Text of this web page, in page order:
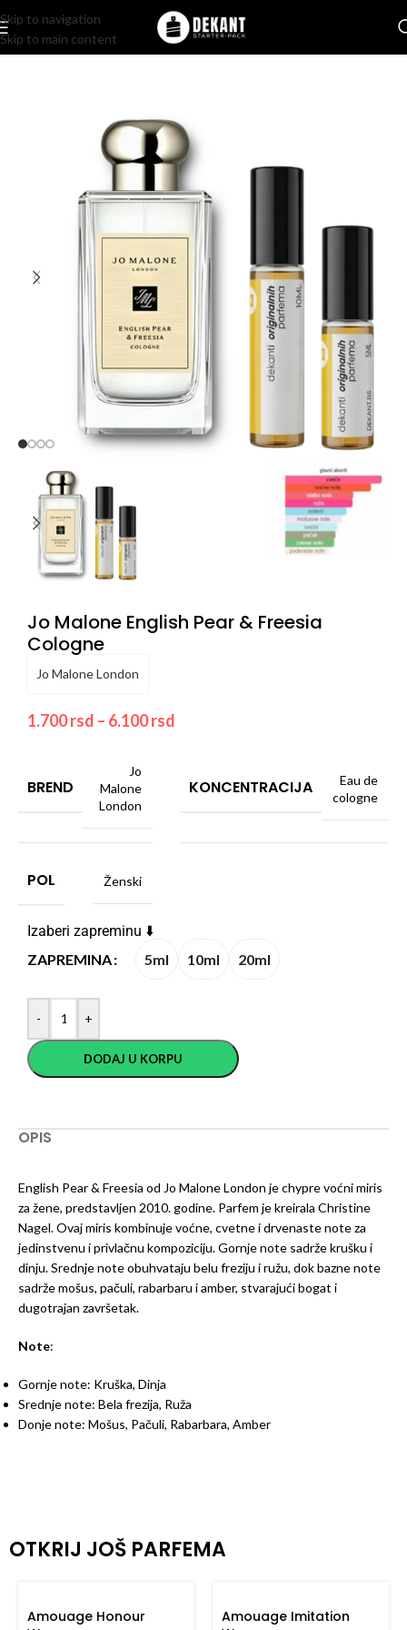
Skip to navigation
Skip to main content
Home/Pakovanje/ Komercijalno
Jo Malone English Pear & Freesia
Cologne
Jo Malone London
1.700rsd – 6.100rsd
BREND
Jo
Malone
London
KONCENTRACIJA
Eau de
cologne
POL Ženski
Izaberi zapreminu ⬇️
ZAPREMINA
5ml 10ml 20ml
- +
DODAJ U KORPU
OPIS
English Pear & Freesia od Jo Malone London je chypre voćni miris
za žene, predstavljen 2010. godine. Parfem je kreirala Christine
Nagel. Ovaj miris kombinuje voćne, cvetne i drvenaste note za
jedinstvenu i privlačnu kompoziciju. Gornje note sadrže krušku i
dinju. Srednje note obuhvataju belu freziju i ružu, dok bazne note
sadrže mošus, pačuli, rabarbaru i amber, stvarajući bogat i
dugotrajan završetak.
Note:
Gornje note: Kruška, Dinja
Srednje note: Bela frezija, Ruža
Donje note: Mošus, Pačuli, Rabarbara, Amber
OTKRIJ JOŠ PARFEMA
Amouage Honour
Amouage Imitation